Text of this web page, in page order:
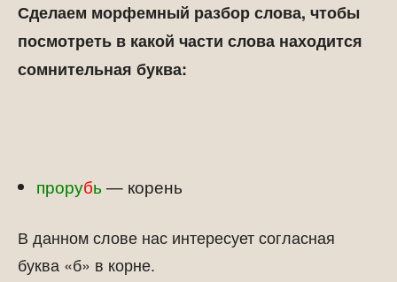
Сделаем морфемный разбор слова, чтобы
посмотреть в какой части слова находится
сомнительная буква:
прорубь — корень
В данном слове нас интересует согласная
буква «б» в корне.